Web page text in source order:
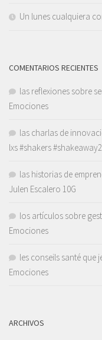
Un lunes cualquiera
COMENTARIOS RECIENTES
las reflexiones sobre
Emociones
las charlas de
lxs #shakers
las historias de
Julen Escalero 10G
los artículos sobre
Emociones
les conseils santé que
Emociones
ARCHIVOS